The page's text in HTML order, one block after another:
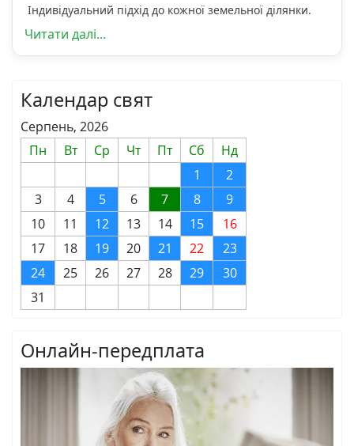
Індивідуальний підхід до кожної земельної ділянки.
Читати далі...
Календар свят
Серпень, 2026
Пн
Вт Ср Чт Пт Сб
Нд
1
2
3
4 5 6 7 8
9
10
11 12 13 14 15
16
17
18 19 20 21 22
23
24
25 26 27 28 29
30
31
Онлайн-передплата